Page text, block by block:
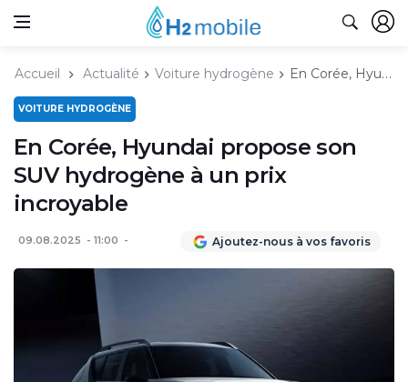
Accueil Actualité Voiture hydrogène En Corée, Hyundai propose son SUV hydrogène à un prix incroyable
VOITURE HYDROGÈNE
En Corée, Hyundai propose son
SUV hydrogène à un prix
incroyable
09.08.2025 11:00 Ajoutez-nous à vos favoris